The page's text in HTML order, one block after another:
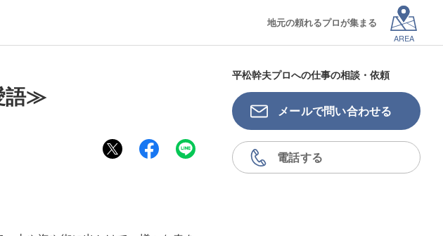
地元の頼れるプロが集まる
AREA
語≫
平松幹夫プロへの仕事の相談・依頼
メールで問い合わせる
電話する